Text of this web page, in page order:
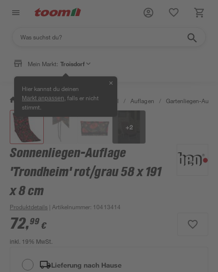
Mein Markt: Troisdorf
Hier kannst du deinen
Markt anpassen , falls er nicht
stimmt.
✕
/ Garten & Freizeit / Gartenmöbel / Auflagen / Gartenliegen-
+2
Sonnenliegen-Auflage
'Trondheim' rot/grau 58 x 191
x 8 cm
Produktdetails | Artikelnummer: 10413414
72,99 €
inkl. 19% MwSt.
Lieferung nach Hause